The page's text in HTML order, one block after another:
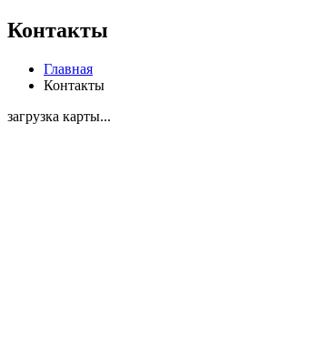
Контакты
Главная
Контакты
загрузка карты...